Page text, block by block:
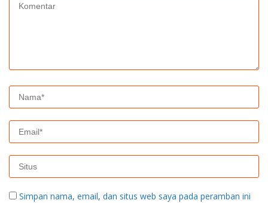
Simpan nama, email, dan situs web saya pada peramban ini